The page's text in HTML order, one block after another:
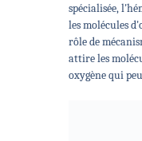
spécialisée,
les molécules
rôle de
attire les
oxygène qui